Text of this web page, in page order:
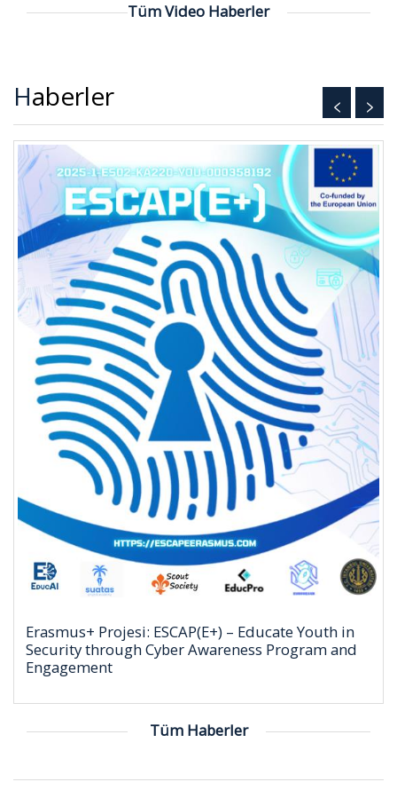
Tüm Video Haberler
Haberler < >
Erasmus+ Projesi: ESCAP(E+) – Educate Youth in
Security through Cyber Awareness Program and
Engagement
Tüm Haberler